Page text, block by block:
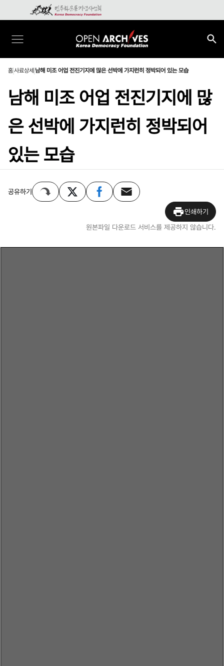
홈사료상세 남해 미조 어업 전진기지에 많은 선박에 가지런히 정박되어 있는 모습
남해 미조 어업 전진기지에 많
은 선박에 가지런히 정박되어
있는 모습
공유하기
인쇄하기
원본파일 다운로드 서비스를 제공하지 않습니다.